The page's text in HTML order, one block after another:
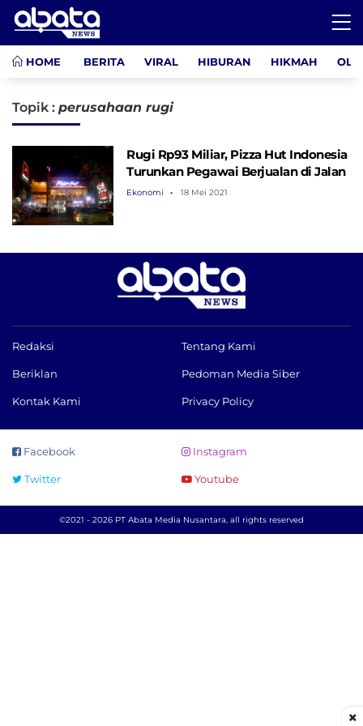
HOME BERITA VIRAL HIBURAN HIKMAH
Topik : perusahaan rugi
Rugi Rp93 Miliar, Pizza Hut Indonesia
Turunkan Pegawai Berjualan di Jalan
Ekonomi 18 Mei 2021
Redaksi Tentang Kami
Beriklan Pedoman Media Siber
Kontak Kami Privacy Policy
Facebook Instagram
Twitter Youtube
©2021 - 2026 PT Abata Media Nusantara, all rights reserved
×